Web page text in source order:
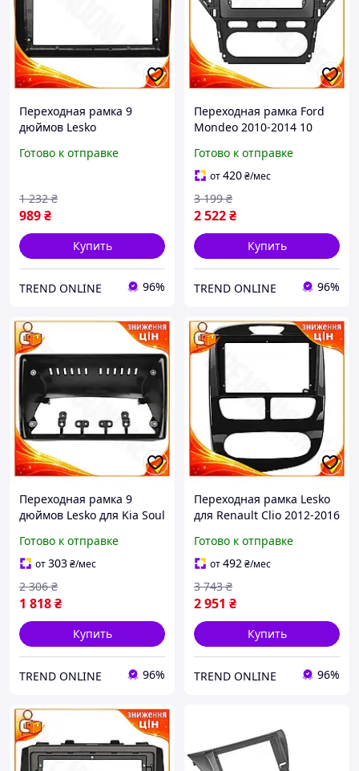
Переходная рамка 9
дюймов Lesko
пластиковая для
авто TR-44
Готово к отправке
989₴
1 232 ₴
Купить
TREND ONLINE 96%
Переходная рамка Ford
Mondeo 2010-2014 10
установки магнитолы
рамка для авто TR-44
Готово к отправке
от420₴/мес
2 522₴
3 199 ₴
Купить
TREND ONLINE 96%
Переходная рамка 9
дюймов Lesko для Kia Soul
рамка для установки
магнитолы TR-44
Готово к отправке
от303₴/мес
1 818₴
2 306 ₴
Купить
TREND ONLINE 96%
Переходная рамка Lesko
для Renault Clio 2012-2016
для установки магнитолы
пластик
Готово к отправке
от492₴/мес
2 951 ₴
3 743 ₴
Купить
TREND ONLINE 96%